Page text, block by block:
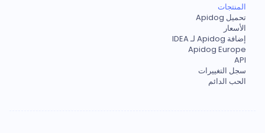
المنتجات
تحميل Apidog
الأسعار
إضافة Apidog لـ IDEA
Apidog Europe
API
سجل التغييرات
الحب الدائم